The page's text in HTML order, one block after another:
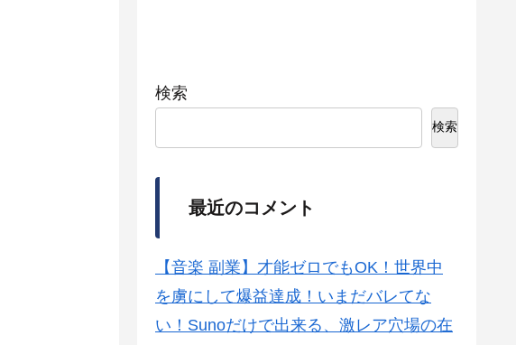
検索
検索
最近のコメント
【音楽 副業】才能ゼロでもOK！世界中
を虜にして爆益達成！いまだバレてな
い！Sunoだけで出来る、激レア穴場の在